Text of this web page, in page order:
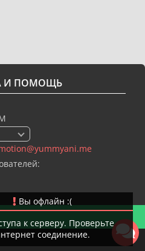
И ПОМОЩЬ
Вы офлайн :(
к серверу. Проверьте
соединение.